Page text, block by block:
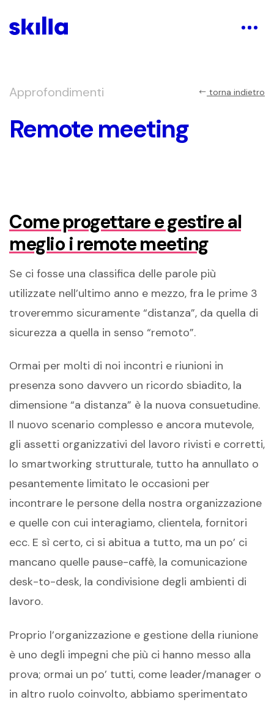
Approfondimenti torna indietro
Remote meeting
Come progettare e gestire al
meglio i remote meeting
Se ci fosse una classifica delle parole più
utilizzate nell’ultimo anno e mezzo, fra le prime 3
troveremmo sicuramente “distanza”, da quella di
sicurezza a quella in senso “remoto”.
Ormai per molti di noi incontri e riunioni in
presenza sono davvero un ricordo sbiadito, la
dimensione “a distanza” è la nuova consuetudine.
Il nuovo scenario complesso e ancora mutevole,
gli assetti organizzativi del lavoro rivisti e corretti,
lo smartworking strutturale, tutto ha annullato o
pesantemente limitato le occasioni per
incontrare le persone della nostra organizzazione
e quelle con cui interagiamo, clientela, fornitori
ecc. E sì certo, ci si abitua a tutto, ma un po’ ci
mancano quelle pause-caffè, la comunicazione
desk-to-desk, la condivisione degli ambienti di
lavoro.
Proprio l’organizzazione e gestione della riunione
è uno degli impegni che più ci hanno messo alla
prova; ormai un po’ tutti, come leader/manager o
in altro ruolo coinvolto, abbiamo sperimentato